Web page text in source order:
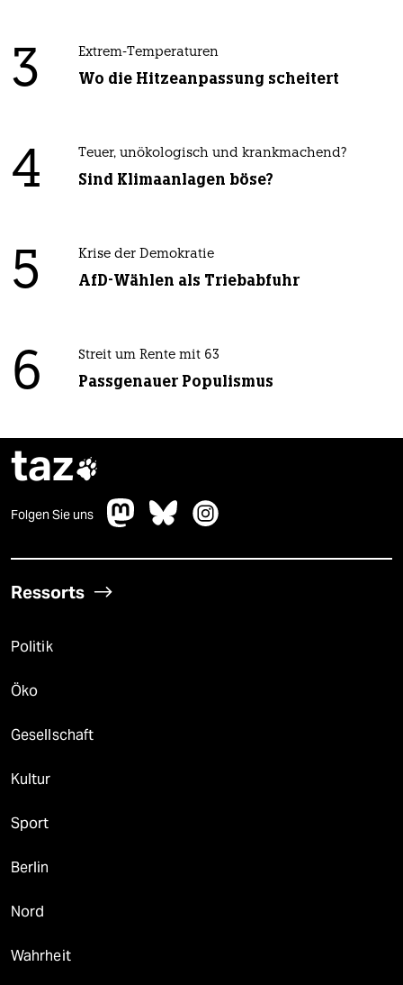
3 Extrem-Temperaturen
Wo die Hitzeanpassung scheitert
4 Teuer, unökologisch und krankmachend?
Sind Klimaanlagen böse?
5 Krise der Demokratie
AfD-Wählen als Triebabfuhr
6 Streit um Rente mit 63
Passgenauer Populismus
taz
Folgen Sie uns
Ressorts
Politik
Öko
Gesellschaft
Kultur
Sport
Berlin
Nord
Wahrheit